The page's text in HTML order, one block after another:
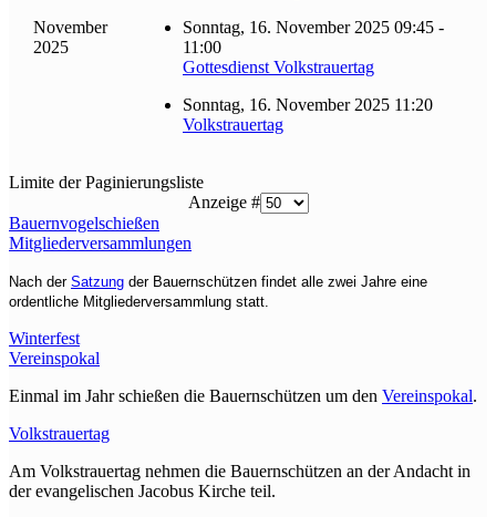
November
2025
Sonntag, 16. November 2025 09:45 -
11:00
Gottesdienst Volkstrauertag
Sonntag, 16. November 2025 11:20
Volkstrauertag
Limite der Paginierungsliste
Anzeige #
Bauernvogelschießen
Mitgliederversammlungen
Nach der Satzung der Bauernschützen findet alle zwei Jahre eine
ordentliche Mitgliederversammlung statt.
Winterfest
Vereinspokal
Einmal im Jahr schießen die Bauernschützen um den Vereinspokal.
Volkstrauertag
Am Volkstrauertag nehmen die Bauernschützen an der Andacht in
der evangelischen Jacobus Kirche teil.